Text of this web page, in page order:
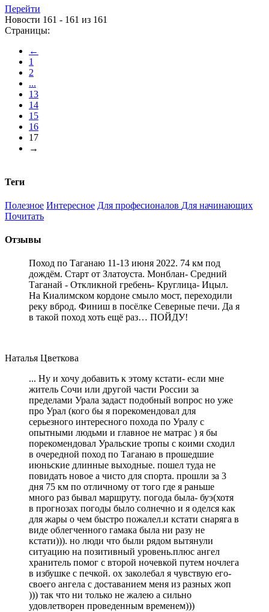
Перейти
Новости 161 - 161 из 161
Страницы:
←
1
2
...
13
14
15
16
17
→
Теги
Полезное Интересное Для професионалов Для начинающих
Почитать
Отзывы
Поход по Таганаю 11-13 июня 2022. 74 км под
дождём. Старт от Златоуста. Монблан- Средний
Таганай - Откликной гребень- Круглица- Ицыл.
На Киалимском кордоне смыло мост, переходили
реку вброд. Финиш в посёлке Северные печи. Да я
в такой поход хоть ещё раз… ПОЙДУ!
Наталья Цветкова
... Ну и хочу добавить к этому кстати- если мне
житель Сочи или другой части России за
пределами Урала задаст подобный вопрос но уже
про Урал (кого бы я порекомендовал для
серьезного интересного похода по Уралу с
опытными людьми и главное не матрас ) я бы
порекомендовал Уральские тропы с коими сходил
в очередной поход по Таганаю в прошедшие
июньские длинные выходные. пошел туда не
повидать новое а чисто для спорта. прошли за 3
дня 75 км по отличному от того где я раньше
много раз бывал маршруту. погода была- буэ(хотя
в прогнозах погоды было солнечно и я оделся как
для жары о чем быстро пожалел.и кстати снаряга в
виде облегченного гамака была ни разу не
кстати))). но люди что были рядом вытянули
ситуацию на позитивный уровень.плюс ангел
хранитель помог с второй ночевкой путем ночлега
в избушке с печкой. ох заколебал я чувствую его-
своего ангела с доставанием меня из разных жоп
))) так что ни только не жалею а сильно
удовлетворен проведенным временем)))